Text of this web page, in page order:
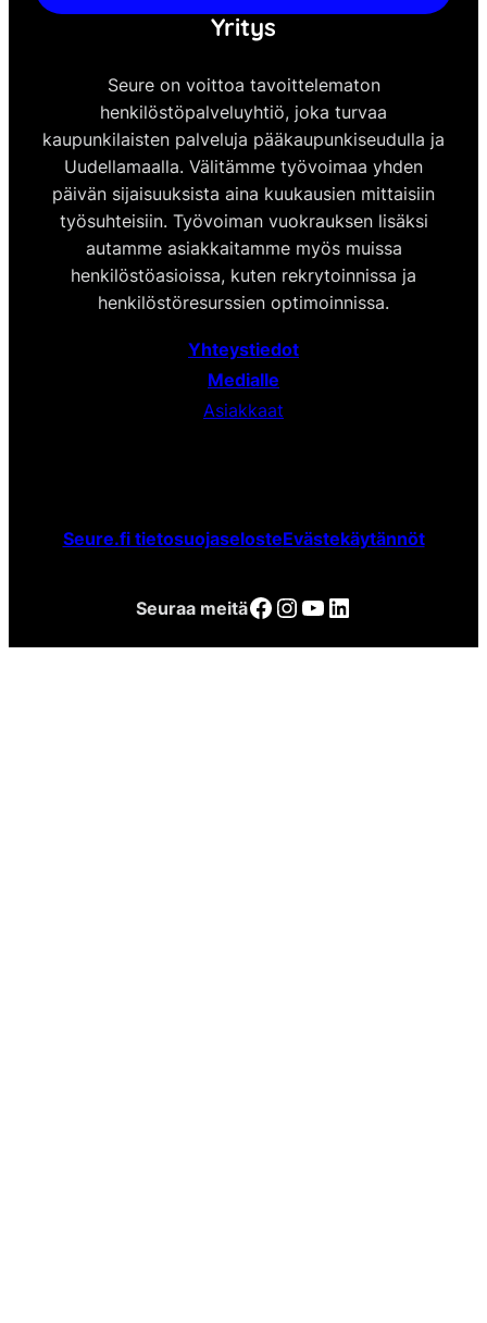
Yritys
Seure on voittoa tavoittelematon
henkilöstöpalveluyhtiö, joka turvaa
kaupunkilaisten palveluja pääkaupunkiseudulla ja
Uudellamaalla. Välitämme työvoimaa yhden
päivän sijaisuuksista aina kuukausien mittaisiin
työsuhteisiin. Työvoiman vuokrauksen lisäksi
autamme asiakkaitamme myös muissa
henkilöstöasioissa, kuten rekrytoinnissa ja
henkilöstöresurssien optimoinnissa.
Yhteystiedot
Medialle
Asiakkaat
Seure.fi tietosuojaselosteEvästekäytännöt
Seuraa meitäFacebook Instagram YouTube LinkedIn